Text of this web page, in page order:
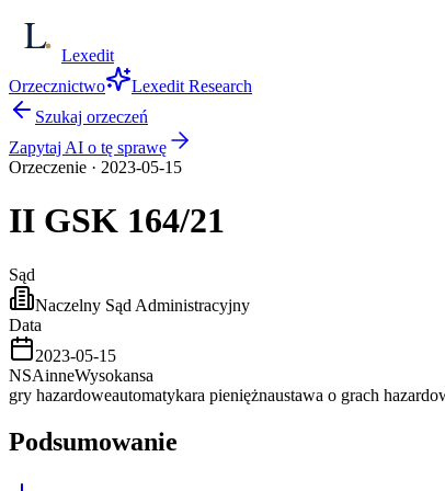
Lexedit
Orzecznictwo
Lexedit Research
Szukaj orzeczeń
Zapytaj AI o tę sprawę
Orzeczenie · 2023-05-15
II GSK 164/21
Sąd
Naczelny Sąd Administracyjny
Data
2023-05-15
NSAinneWysokansa
gry hazardoweautomatykara pieniężnaustawa o grach
Podsumowanie